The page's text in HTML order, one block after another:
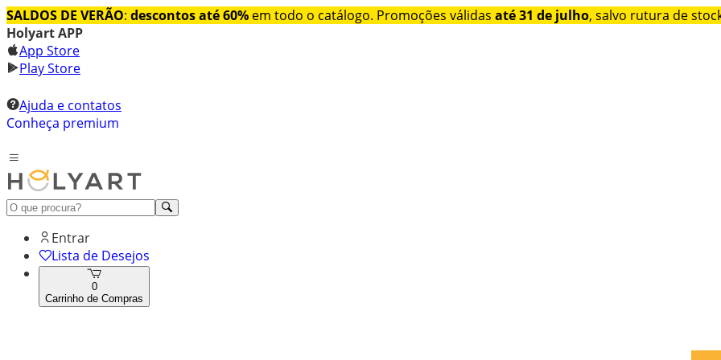
SALDOS DE VERÃO: descontos até 60% em todo o catálogo. Promoções válidas até 31 de julho, salvo rutura de
Holyart APP
App Store
Play Store
Ajuda e contatos
Conheça premium
Entrar
Lista de Desejos
0
Carrinho de Compras